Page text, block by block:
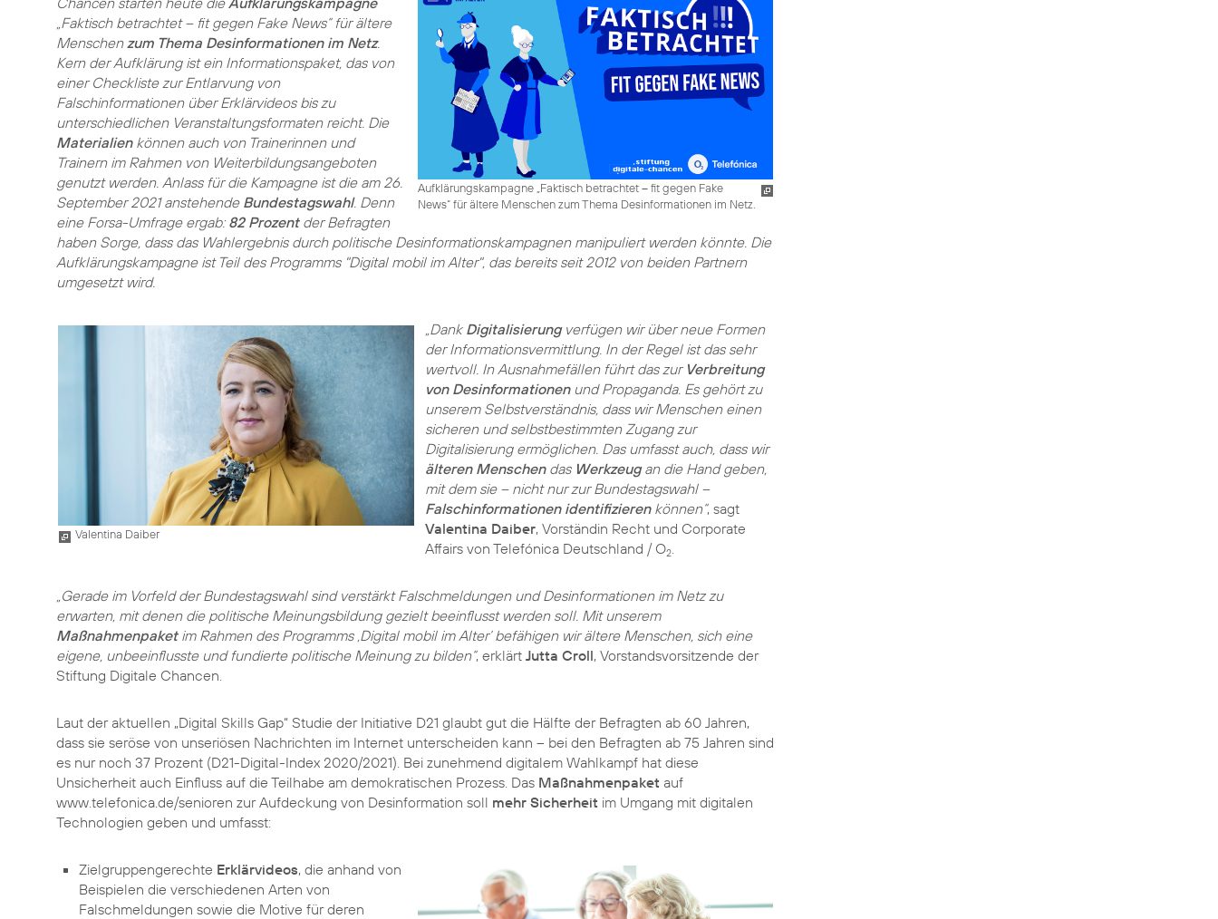
Aufklärungskampagne „Faktisch betrachtet – fit gegen Fake
News“ für ältere Menschen zum Thema Desinformationen im Netz.
„Faktisch betrachtet – fit gegen Fake News“ für ältere
Menschenzum Thema Desinformationen im Netz.
Kern der Aufklärung ist ein Informationspaket, das von
einer Checkliste zur Entlarvung von
Falschinformationen über Erklärvideos bis zu
unterschiedlichen Veranstaltungsformaten reicht. Die
Materialienkönnen auch von Trainerinnen und
Trainern im Rahmen von Weiterbildungsangeboten
genutzt werden. Anlass für die Kampagne ist die am 26.
September 2021 anstehende Bundestagswahl. Denn
eine Forsa-Umfrage ergab: 82 Prozentder Befragten
haben Sorge, dass das Wahlergebnis durch politische Desinformationskampagnen manipuliert werden könnte. Die
Aufklärungskampagne ist Teil des Programms "Digital mobil im Alter", das bereits seit 2012 von beiden Partnern
umgesetzt wird.
Valentina Daiber
„Dank Digitalisierungverfügen wir über neue Formen
der Informationsvermittlung. In der Regel ist das sehr
wertvoll. In Ausnahmefällen führt das zur Verbreitung
von Desinformationenund Propaganda. Es gehört zu
unserem Selbstverständnis, dass wir Menschen einen
sicheren und selbstbestimmten Zugang zur
Digitalisierung ermöglichen. Das umfasst auch, dass wir
älteren Menschendas Werkzeugan die Hand geben,
mit dem sie – nicht nur zur Bundestagswahl –
Falschinformationen identifizierenkönnen“, sagt
Valentina Daiber, Vorständin Recht und Corporate
Affairs von Telefónica Deutschland / O2.
„Gerade im Vorfeld der Bundestagswahl sind verstärkt Falschmeldungen und Desinformationen im Netz zu
erwarten, mit denen die politische Meinungsbildung gezielt beeinflusst werden soll. Mit unserem
Maßnahmenpaketim Rahmen des Programms ‚Digital mobil im Alter‘ befähigen wir ältere Menschen, sich eine
eigene, unbeeinflusste und fundierte politische Meinung zu bilden“, erklärt Jutta Croll, Vorstandsvorsitzende der
Stiftung Digitale Chancen.
Laut der aktuellen „Digital Skills Gap“ Studie der Initiative D21 glaubt gut die Hälfte der Befragten ab 60 Jahren,
dass sie seröse von unseriösen Nachrichten im Internet unterscheiden kann – bei den Befragten ab 75 Jahren sind
es nur noch 37 Prozent (D21-Digital-Index 2020/2021). Bei zunehmend digitalem Wahlkampf hat diese
Unsicherheit auch Einfluss auf die Teilhabe am demokratischen Prozess. Das Maßnahmenpaket auf
www.telefonica.de/senioren zur Aufdeckung von Desinformation soll mehr Sicherheit im Umgang mit digitalen
Technologien geben und umfasst:
Zielgruppengerechte Erklärvideos, die anhand von
Beispielen die verschiedenen Arten von
Falschmeldungen sowie die Motive für deren